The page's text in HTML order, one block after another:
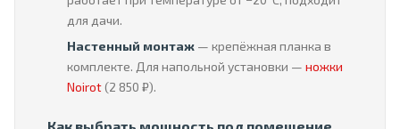
для дачи.
Настенный монтаж — крепёжная планка в
комплекте. Для напольной установки — ножки
Noirot(2 850 ₽).